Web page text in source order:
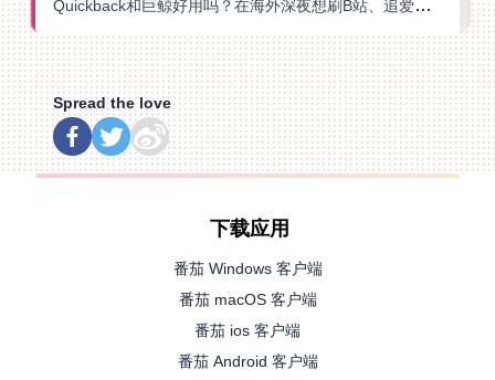
Quickback和巨鲸好用吗？在海外深夜想刷B站、追爱奇艺的你，或许正需要这份答案
Spread the love
下载应用
番茄 Windows 客户端
番茄 macOS 客户端
番茄 ios 客户端
番茄 Android 客户端